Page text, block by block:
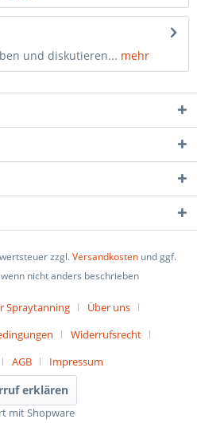
und diskutieren... mehr
zzgl.Versandkosten und ggf.
nicht anders beschrieben
Spraytanning
Über uns
Widerrufsrecht
AGB Impressum
erklären
mit Shopware